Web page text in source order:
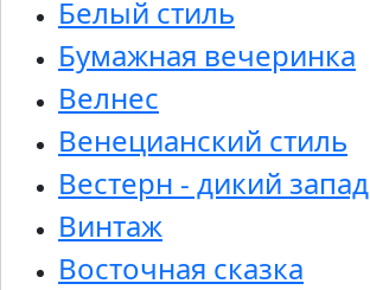
Белый стиль
Бумажная вечеринка
Велнес
Венецианский стиль
Вестерн - дикий запад
Винтаж
Восточная сказка